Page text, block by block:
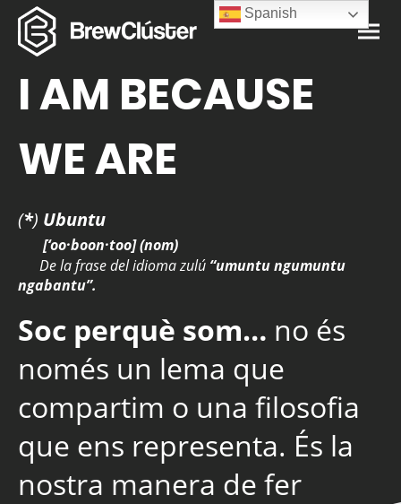
I AM BECAUSE
WE ARE
(*) Ubuntu
[‘oo·boon·too] (nom)
De la frase del idioma zulú “umuntu ngumuntu
ngabantu”.
Soc perquè som… no és
només un lema que
compartim o una filosofia
que ens representa. És la
nostra manera de fer
Spanish